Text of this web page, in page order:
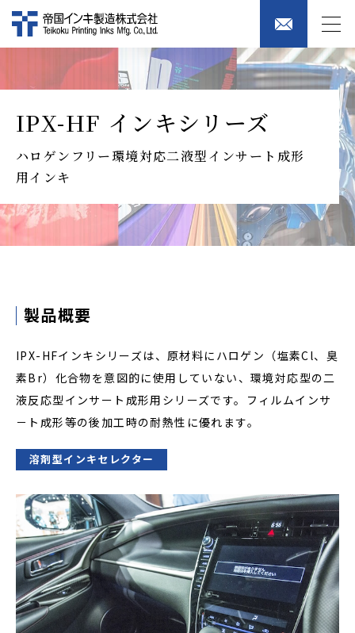
IPX-HF インキシリーズ
ハロゲンフリー環境対応二液型インサート成形
用インキ
製品概要
IPX-HFインキシリーズは、原材料にハロゲン（塩素Cl、臭
素Br）化合物を意図的に使用していない、環境対応型の二
液反応型インサート成形用シリーズです。フィルムインサ
－ト成形等の後加工時の耐熱性に優れます。
溶剤型インキセレクター